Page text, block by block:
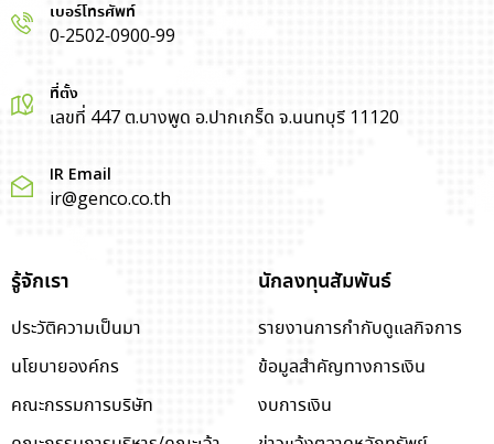
เบอร์โทรศัพท์
0-2502-0900-99
ที่ตั้ง
เลขที่ 447 ต.บางพูด อ.ปากเกร็ด จ.นนทบุรี 11120
IR Email
ir@genco.co.th
รู้จักเรา
ประวัติความเป็นมา
นโยบายองค์กร
คณะกรรมการบริษัท
นักลงทุนสัมพันธ์
รายงานการกำกับดูแลกิจการ
ข้อมูลสำคัญทางการเงิน
งบการเงิน